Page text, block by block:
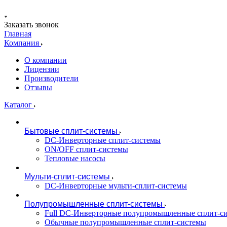
Заказать звонок
Главная
Компания
О компании
Лицензии
Производители
Отзывы
Каталог
Бытовые сплит-системы
DC-Инверторные сплит-системы
ON/OFF сплит-системы
Тепловые насосы
Мульти-сплит-системы
DC-Инверторные мульти-сплит-системы
Полупромышленные сплит-системы
Full DC-Инверторные полупромышленные сплит-
Обычные полупромышленные сплит-системы